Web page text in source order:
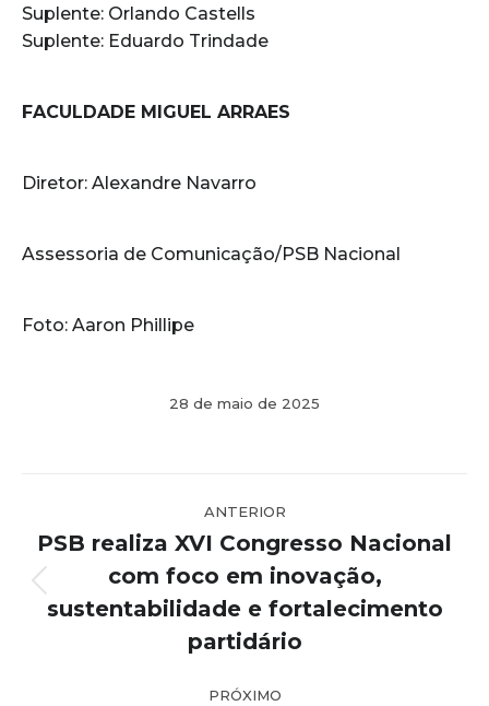
Suplente: Orlando Castells
Suplente: Eduardo Trindade
FACULDADE MIGUEL ARRAES
Diretor: Alexandre Navarro
Assessoria de Comunicação/PSB Nacional
Foto: Aaron Phillipe
28 de maio de 2025
de
post:
ANTERIOR
anterior:
PSB realiza XVI Congresso Nacional
com foco em inovação,
sustentabilidade e fortalecimento
partidário
PRÓXIMO